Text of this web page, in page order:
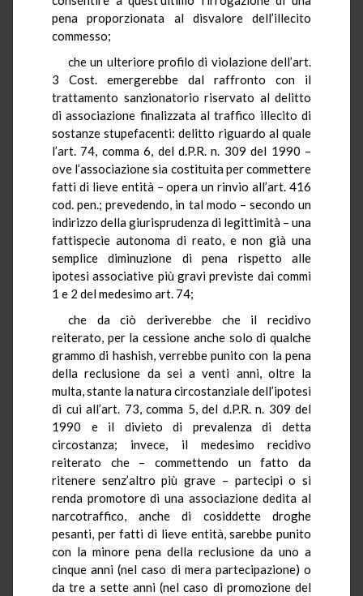
pena proporzionata al disvalore dell’illecito
commesso;
che un ulteriore profilo di violazione dell’art.
3 Cost. emergerebbe dal raffronto con il
trattamento sanzionatorio riservato al delitto
di associazione finalizzata al traffico illecito di
sostanze stupefacenti: delitto riguardo al quale
l’art. 74, comma 6, del d.P.R. n. 309 del 1990 –
ove l’associazione sia costituita per commettere
fatti di lieve entità – opera un rinvio all’art. 416
cod. pen.; prevedendo, in tal modo – secondo un
indirizzo della giurisprudenza di legittimità – una
fattispecie autonoma di reato, e non già una
semplice diminuzione di pena rispetto alle
ipotesi associative più gravi previste dai commi
1 e 2 del medesimo art. 74;
che da ciò deriverebbe che il recidivo
reiterato, per la cessione anche solo di qualche
grammo di hashish, verrebbe punito con la pena
della reclusione da sei a venti anni, oltre la
multa, stante la natura circostanziale dell’ipotesi
di cui all’art. 73, comma 5, del d.P.R. n. 309 del
1990 e il divieto di prevalenza di detta
circostanza; invece, il medesimo recidivo
reiterato che – commettendo un fatto da
ritenere senz’altro più grave – partecipi o si
renda promotore di una associazione dedita al
narcotraffico, anche di cosiddette droghe
pesanti, per fatti di lieve entità, sarebbe punito
con la minore pena della reclusione da uno a
cinque anni (nel caso di mera partecipazione) o
da tre a sette anni (nel caso di promozione del